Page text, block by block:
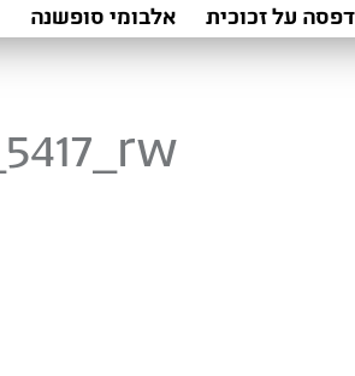
על זכוכית אלבומי סופשנה